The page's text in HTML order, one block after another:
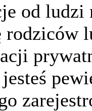
od
rodziców